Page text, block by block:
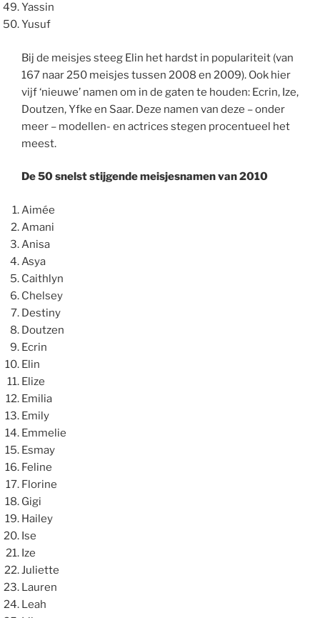
Yassin
Yusuf
Bij de meisjes steeg Elin het hardst in populariteit (van
167 naar 250 meisjes tussen 2008 en 2009). Ook hier
vijf ‘nieuwe’ namen om in de gaten te houden: Ecrin, Ize,
Doutzen, Yfke en Saar. Deze namen van deze – onder
meer – modellen- en actrices stegen procentueel het
meest.
De 50 snelst stijgende meisjesnamen van 2010
Aimée
Amani
Anisa
Asya
Caithlyn
Chelsey
Destiny
Doutzen
Ecrin
Elin
Elize
Emilia
Emily
Emmelie
Esmay
Feline
Florine
Gigi
Hailey
Ise
Ize
Juliette
Lauren
Leah